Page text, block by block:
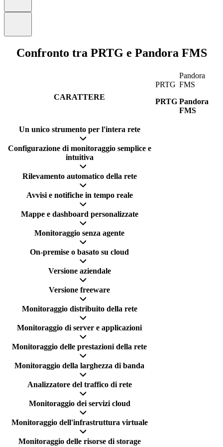
Confronto tra PRTG e Pandora FMS
CARATTERE
PRTG
PRTG
Pandora
FMS
Pandora
FMS
Un unico strumento per l'intera rete
Configurazione di monitoraggio semplice e
intuitiva
Rilevamento automatico della rete
Avvisi e notifiche in tempo reale
Mappe e dashboard personalizzate
Monitoraggio senza agente
On-premise o basato su cloud
Versione aziendale
Versione freeware
Monitoraggio distribuito della rete
Monitoraggio di server e applicazioni
Monitoraggio delle prestazioni della rete
Monitoraggio della larghezza di banda
Analizzatore del traffico di rete
Monitoraggio dei servizi cloud
Monitoraggio dell'infrastruttura virtuale
Monitoraggio delle risorse di storage